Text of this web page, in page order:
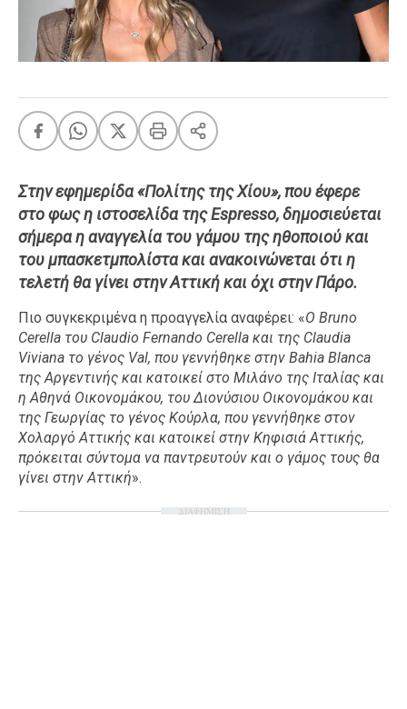
Retro Summer
OMG LOL
Xmas
LIFE
Food
Body+Mind
Ταξίδια
Style
Σχέσεις
AGENDA
Agenda
Επιλογές
Στην εφημερίδα «Πολίτης της Χίου», που έφερε
στο φως η ιστοσελίδα της Espresso, δημοσιεύεται
σήμερα η αναγγελία του γάμου της ηθοποιού και
του μπασκετμπολίστα και ανακοινώνεται ότι η
τελετή θα γίνει στην Αττική και όχι στην Πάρο.
Πιο συγκεκριμένα η προαγγελία αναφέρει: «Ο Bruno
Cerella του Claudio Fernando Cerella και της Claudia
Viviana το γένος Val, που γεννήθηκε στην Bahia Blanca
της Αργεντινής και κατοικεί στο Μιλάνο της Ιταλίας και
η Αθηνά Οικονομάκου, του Διονύσιου Οικονομάκου και
της Γεωργίας το γένος Κούρλα, που γεννήθηκε στον
Χολαργό Αττικής και κατοικεί στην Κηφισιά Αττικής,
πρόκειται σύντομα να παντρευτούν και ο γάμος τους θα
γίνει στην Αττική».
ΔΙΑΦΗΜΙΣΗ